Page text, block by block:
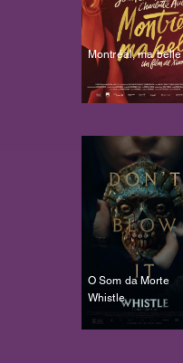
Montréal, ma belle
O Som da Morte
Whistle